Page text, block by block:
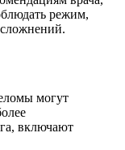
режим,
могут
включают